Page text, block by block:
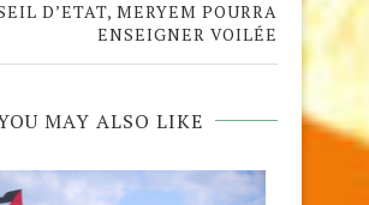
D’ETAT, MERYEM POURRA
ENSEIGNER VOILÉE
MAY ALSO LIKE